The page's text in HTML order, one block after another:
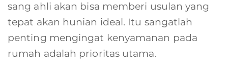
sang ahli akan bisa memberi usulan yang
tepat akan hunian ideal. Itu sangatlah
penting mengingat kenyamanan pada
rumah adalah prioritas utama.